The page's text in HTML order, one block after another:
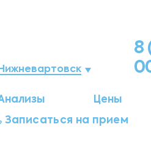
Мегион
8
Цены
Записаться на прием